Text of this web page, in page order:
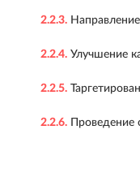
2.2.3.
2.2.4. Улучшение
2.2.5.
2.2.6. Проведение